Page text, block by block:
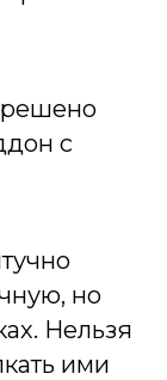
с
но
Нельзя
ими